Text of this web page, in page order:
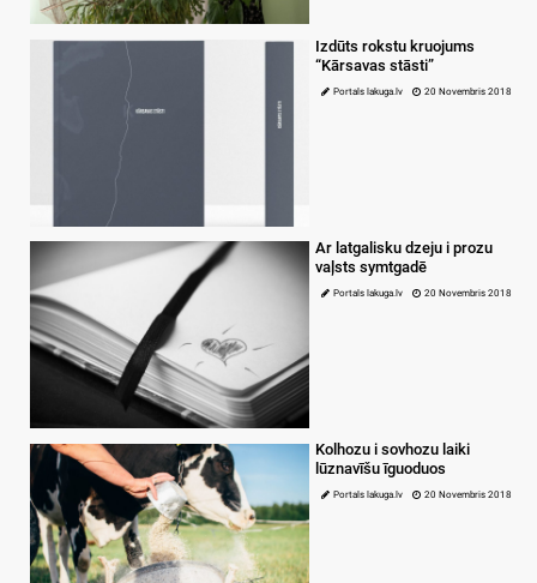
Izdūts rokstu kruojums
“Kārsavas stāsti”
Portals lakuga.lv 20 Novembris 2018
Ar latgalisku dzeju i prozu
vaļsts symtgadē
Portals lakuga.lv 20 Novembris 2018
Kolhozu i sovhozu laiki
lūznavīšu īguoduos
Portals lakuga.lv 20 Novembris 2018